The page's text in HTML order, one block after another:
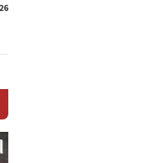
di Desa Piong